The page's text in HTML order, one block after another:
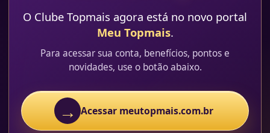
O Clube Topmais agora está no novo portal
Meu Topmais.
Para acessar sua conta, benefícios, pontos e
novidades, use o botão abaixo.
→ Acessar meutopmais.com.br